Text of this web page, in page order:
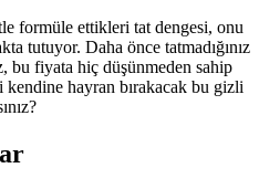
formüle ettikleri tat dengesi, onu
tutuyor. Daha önce tatmadığınız
bu fiyata hiç düşünmeden sahip
hayran bırakacak bu gizli